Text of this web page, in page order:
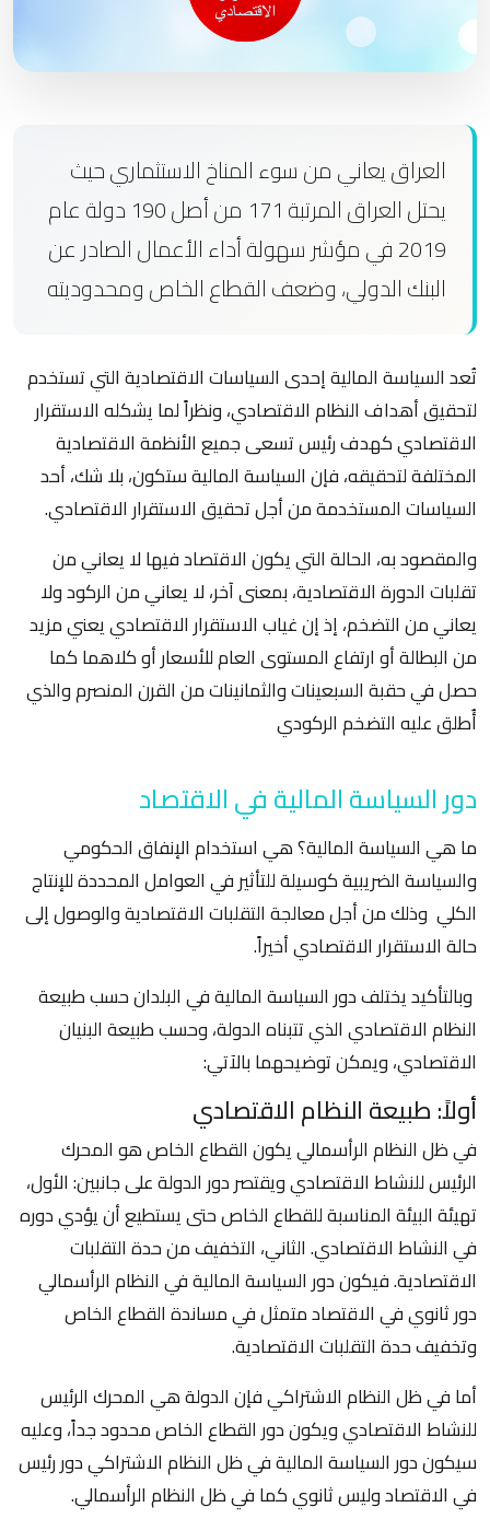
العراق يعاني من سوء المناخ الاستثماري حيث
يحتل العراق المرتبة 171 من أصل 190 دولة عام
2019 في مؤشر سهولة أداء الأعمال الصادر عن
البنك الدولي، وضعف القطاع الخاص ومحدوديته
تُعد السياسة المالية إحدى السياسات الاقتصادية التي تستخدم
لتحقيق أهداف النظام الاقتصادي، ونظراً لما يشكله الاستقرار
الاقتصادي كهدف رئيس تسعى جميع الأنظمة الاقتصادية
المختلفة لتحقيقه، فإن السياسة المالية ستكون، بلا شك، أحد
السياسات المستخدمة من أجل تحقيق الاستقرار الاقتصادي.
والمقصود به، الحالة التي يكون الاقتصاد فيها لا يعاني من
تقلبات الدورة الاقتصادية، بمعنى آخر، لا يعاني من الركود ولا
يعاني من التضخم، إذ إن غياب الاستقرار الاقتصادي يعني مزيد
من البطالة أو ارتفاع المستوى العام للأسعار أو كلاهما كما
حصل في حقبة السبعينات والثمانينات من القرن المنصرم والذي
أُطلق عليه التضخم الركودي
دور السياسة المالية في الاقتصاد
ما هي السياسة المالية؟ هي استخدام الإنفاق الحكومي
والسياسة الضريبية كوسيلة للتأثير في العوامل المحددة للإنتاج
الكلي وذلك من أجل معالجة التقلبات الاقتصادية والوصول إلى
حالة الاستقرار الاقتصادي أخيراً.
وبالتأكيد يختلف دور السياسة المالية في البلدان حسب طبيعة
النظام الاقتصادي الذي تتبناه الدولة، وحسب طبيعة البنيان
الاقتصادي، ويمكن توضيحهما بالآتي:
أولاً: طبيعة النظام الاقتصادي
في ظل النظام الرأسمالي يكون القطاع الخاص هو المحرك
الرئيس للنشاط الاقتصادي ويقتصر دور الدولة على جانبين: الأول،
تهيئة البيئة المناسبة للقطاع الخاص حتى يستطيع أن يؤدي دوره
في النشاط الاقتصادي. الثاني، التخفيف من حدة التقلبات
الاقتصادية. فيكون دور السياسة المالية في النظام الرأسمالي
دور ثانوي في الاقتصاد متمثل في مساندة القطاع الخاص
وتخفيف حدة التقلبات الاقتصادية.
أما في ظل النظام الاشتراكي فإن الدولة هي المحرك الرئيس
للنشاط الاقتصادي ويكون دور القطاع الخاص محدود جداً، وعليه
سيكون دور السياسة المالية في ظل النظام الاشتراكي دور رئيس
في الاقتصاد وليس ثانوي كما في ظل النظام الرأسمالي.